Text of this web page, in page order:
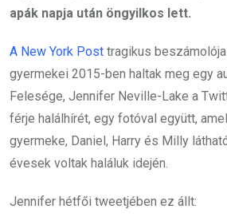
apák napja után öngyilkos lett.
A New York Post tragikus
gyermekei 2015-ben haltak meg egy
Felesége, Jennifer Neville-Lake a
férje halálhírét, egy fotóval együtt,
gyermeke, Daniel, Harry és Milly
évesek voltak haláluk idején.
Jennifer hétfői tweetjében ez állt: